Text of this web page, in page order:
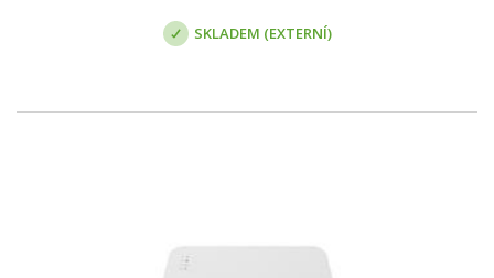
SKLADEM (EXTERNÍ)